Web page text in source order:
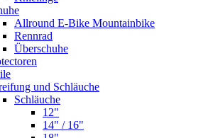
Allround E-Bike Mountainbike
Rennrad
Überschuhe
und Schläuche
Schläuche
12"
14" / 16"